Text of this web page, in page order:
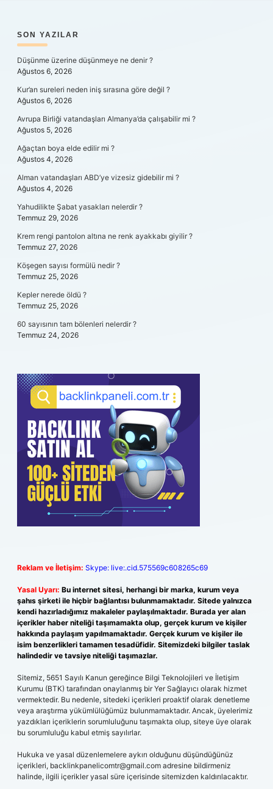
SIDEBAR
SON YAZILAR
Düşünme üzerine düşünmeye ne denir ?
Ağustos 6, 2026
Kur’an sureleri neden iniş sırasına göre değil ?
Ağustos 6, 2026
Avrupa Birliği vatandaşları Almanya’da çalışabilir mi ?
Ağustos 5, 2026
Ağaçtan boya elde edilir mi ?
Ağustos 4, 2026
Alman vatandaşları ABD’ye vizesiz gidebilir mi ?
Ağustos 4, 2026
Yahudilikte Şabat yasakları nelerdir ?
Temmuz 29, 2026
Krem rengi pantolon altına ne renk ayakkabı giyilir ?
Temmuz 27, 2026
Köşegen sayısı formülü nedir ?
Temmuz 25, 2026
Kepler nerede öldü ?
Temmuz 25, 2026
60 sayısının tam bölenleri nelerdir ?
Temmuz 24, 2026
Reklam ve İletişim: Skype: live:.cid.575569c608265c69
Yasal Uyarı: Bu internet sitesi, herhangi bir marka, kurum veya
şahıs şirketi ile hiçbir bağlantısı bulunmamaktadır. Sitede yalnızca
kendi hazırladığımız makaleler paylaşılmaktadır. Burada yer alan
içerikler haber niteliği taşımamakta olup, gerçek kurum ve kişiler
hakkında paylaşım yapılmamaktadır. Gerçek kurum ve kişiler ile
isim benzerlikleri tamamen tesadüfidir. Sitemizdeki bilgiler taslak
halindedir ve tavsiye niteliği taşımazlar.
Sitemiz, 5651 Sayılı Kanun gereğince Bilgi Teknolojileri ve İletişim
Kurumu (BTK) tarafından onaylanmış bir Yer Sağlayıcı olarak hizmet
vermektedir. Bu nedenle, sitedeki içerikleri proaktif olarak denetleme
veya araştırma yükümlülüğümüz bulunmamaktadır. Ancak, üyelerimiz
yazdıkları içeriklerin sorumluluğunu taşımakta olup, siteye üye olarak
bu sorumluluğu kabul etmiş sayılırlar.
Hukuka ve yasal düzenlemelere aykırı olduğunu düşündüğünüz
içerikleri, backlinkpanelicomtr@gmail.com adresine bildirmeniz
halinde, ilgili içerikler yasal süre içerisinde sitemizden kaldırılacaktır.